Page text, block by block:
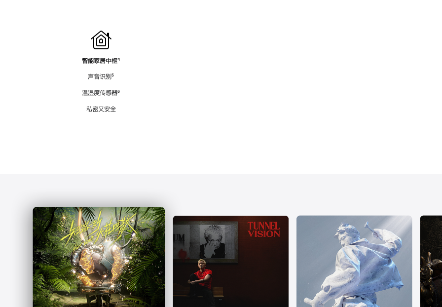
智能家居中枢脚
⁴
声音识别脚
⁵
温湿度传感器脚
⁶
私密又安全